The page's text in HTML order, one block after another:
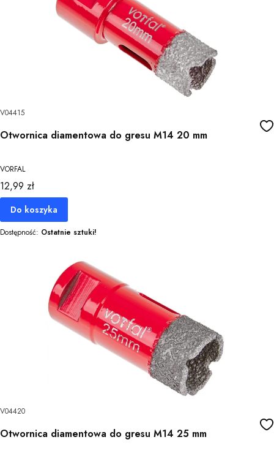
V04415
Otwornica diamentowa do gresu M14 20 mm
VORFAL
Cena
12,99 zł
Do koszyka
Dostępność: Ostatnie sztuki!
V04420
Otwornica diamentowa do gresu M14 25 mm